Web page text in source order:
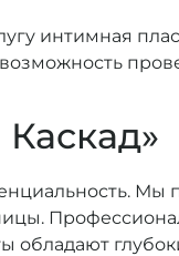
интимная
Мы
обладают